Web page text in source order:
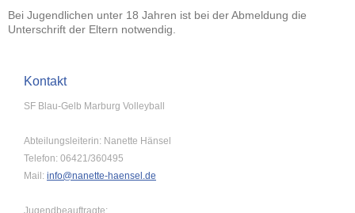
Bei Jugendlichen unter 18 Jahren ist bei der Abmeldung die
Unterschrift der Eltern notwendig.
Kontakt
SF Blau-Gelb Marburg Volleyball
Abteilungsleiterin: Nanette Hänsel
Telefon: 06421/360495
Mail: info@nanette-haensel.de
Jugendbeauftragte: